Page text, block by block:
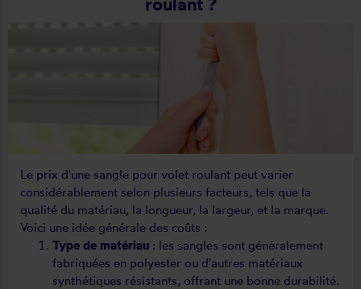
Le prix d'une sangle pour volet roulant peut varier
considérablement selon plusieurs facteurs, tels que la
qualité du matériau, la longueur, la largeur, et la marque.
Voici une idée générale des coûts :
Type de matériau : les sangles sont généralement
fabriquées en polyester ou d'autres matériaux
synthétiques résistants, offrant une bonne durabilité.